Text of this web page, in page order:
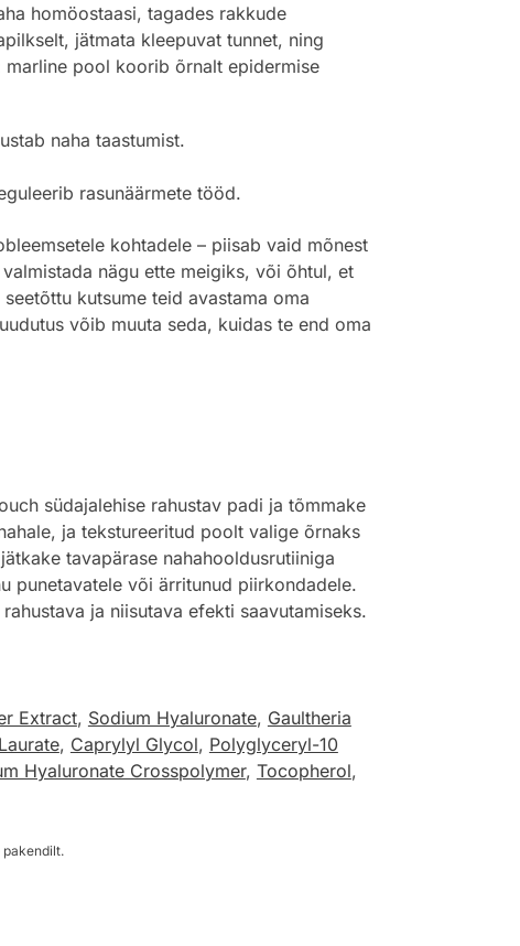
homöostaasi, tagades rakkude
jätmata kleepuvat tunnet, ning
pool koorib õrnalt epidermise
naha taastumist.
rasunäärmete tööd.
kohtadele – piisab vaid mõnest
nägu ette meigiks, või õhtul, et
kutsume teid avastama oma
võib muuta seda, kuidas te end oma
südajalehise rahustav padi ja tõmmake
ja tekstureeritud poolt valige õrnaks
tavapärase nahahooldusrutiiniga
punetavatele või ärritunud piirkondadele.
ja niisutava efekti saavutamiseks.
Extract, Sodium Hyaluronate, Gaultheria
, Caprylyl Glycol, Polyglyceryl-10
Hyaluronate Crosspolymer, Tocopherol,